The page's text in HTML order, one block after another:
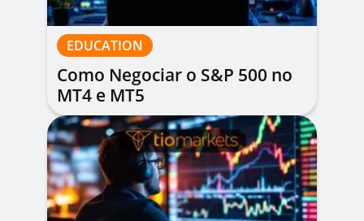
EDUCATION
Como Negociar o S&P 500 no
MT4 e MT5